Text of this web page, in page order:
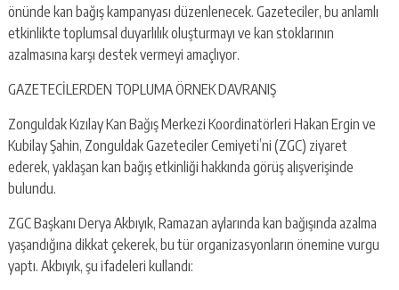
önünde kan bağış kampanyası düzenlenecek. Gazeteciler, bu anlamlı
etkinlikte toplumsal duyarlılık oluşturmayı ve kan stoklarının
azalmasına karşı destek vermeyi amaçlıyor.
GAZETECİLERDEN TOPLUMA ÖRNEK DAVRANIŞ
Zonguldak Kızılay Kan Bağış Merkezi Koordinatörleri Hakan Ergin ve
Kubilay Şahin, Zonguldak Gazeteciler Cemiyeti’ni (ZGC) ziyaret
ederek, yaklaşan kan bağış etkinliği hakkında görüş alışverişinde
bulundu.
ZGC Başkanı Derya Akbıyık, Ramazan aylarında kan bağışında azalma
yaşandığına dikkat çekerek, bu tür organizasyonların önemine vurgu
yaptı. Akbıyık, şu ifadeleri kullandı: